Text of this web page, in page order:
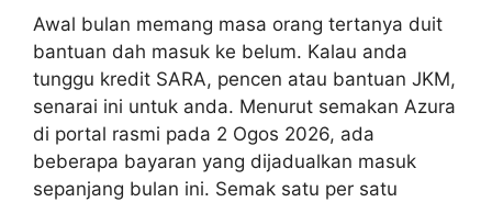
Awal bulan memang masa orang tertanya duit
bantuan dah masuk ke belum. Kalau anda
tunggu kredit SARA, pencen atau bantuan JKM,
senarai ini untuk anda. Menurut semakan Azura
di portal rasmi pada 2 Ogos 2026, ada
beberapa bayaran yang dijadualkan masuk
sepanjang bulan ini. Semak satu per satu